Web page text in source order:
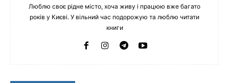
Люблю своє рідне місто, хоча живу і працюю вже багато
років у Києві. У вільний час подорожую та люблю читати
книги